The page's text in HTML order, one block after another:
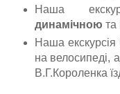
Наша
динамічною та
Наша
на велосипеді,
В.Г.Короленка